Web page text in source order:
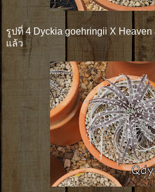
รูปที่ 4 Dyckia goehringii X
แล้ว